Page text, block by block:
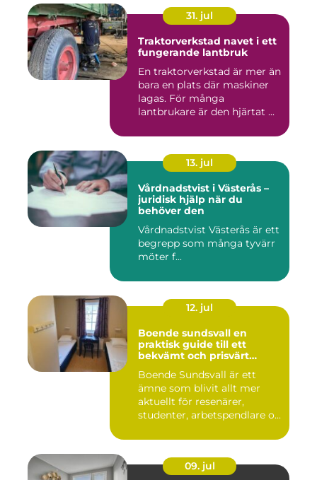
31. jul
Traktorverkstad navet i ett
fungerande lantbruk
En traktorverkstad är mer än
bara en plats där maskiner
lagas. För många
lantbrukare är den hjärtat ...
13. jul
Vårdnadstvist i Västerås –
juridisk hjälp när du
behöver den
Vårdnadstvist Västerås är ett
begrepp som många tyvärr
möter f...
12. jul
Boende sundsvall en
praktisk guide till ett
bekvämt och prisvärt
Boende Sundsvall är ett
ämne som blivit allt mer
aktuellt för resenärer,
studenter, arbetspendlare o...
09. jul